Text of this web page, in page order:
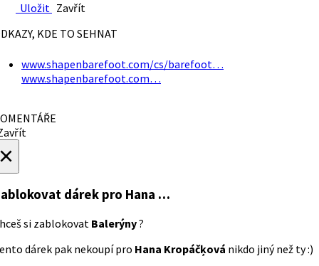
Uložit Zavřít
KDE TO SEHNAT
www.shapenbarefoot.com/cs/barefoot…
www.shapenbarefoot.com…
dárek pro Hana …
si zablokovat Balerýny?
dárek pak nekoupí pro Hana Kropáčķová nikdo jiný než ty :)